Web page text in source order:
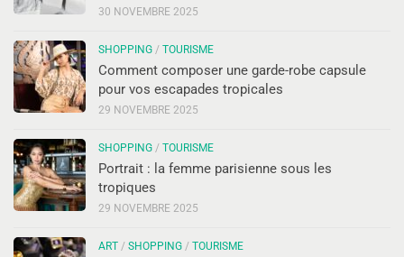
30 NOVEMBRE 2025
SHOPPING / TOURISME
Comment composer une garde-robe capsule
pour vos escapades tropicales
29 NOVEMBRE 2025
SHOPPING / TOURISME
Portrait : la femme parisienne sous les
tropiques
29 NOVEMBRE 2025
ART / SHOPPING / TOURISME